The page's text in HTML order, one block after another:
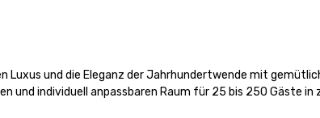
Luxus und die Eleganz der Jahrhundertwende mit
und individuell anpassbaren Raum für 25 bis 250 Gäste in